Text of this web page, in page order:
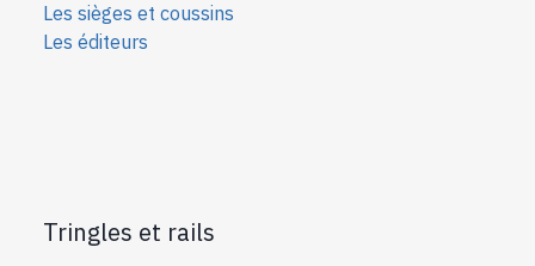
Les sièges et coussins
Les éditeurs
Tringles et rails